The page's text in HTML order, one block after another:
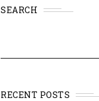
SEARCH
RECENT POSTS